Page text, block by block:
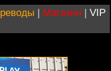
| Магазин | VIP